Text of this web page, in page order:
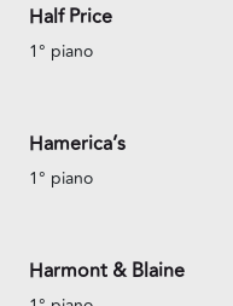
Half Price
1° piano
Hamerica’s
1° piano
Harmont & Blaine